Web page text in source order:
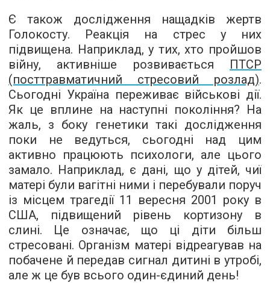
Є також дослідження нащадків жертв
Голокосту. Реакція на стрес у них
підвищена. Наприклад, у тих, хто пройшов
війну, активніше розвивається ПТСР
(посттравматичний стресовий розлад).
Сьогодні Україна переживає військові дії.
Як це вплине на наступні покоління? На
жаль, з боку генетики такі дослідження
поки не ведуться, сьогодні над цим
активно працюють психологи, але цього
замало. Наприклад, є дані, що у дітей, чиї
матері були вагітні ними і перебували поруч
із місцем трагедії 11 вересня 2001 року в
США, підвищений рівень кортизону в
слині. Це означає, що ці діти більш
стресовані. Організм матері відреагував на
побачене й передав сигнал дитині в утробі,
але ж це був всього один-єдиний день!